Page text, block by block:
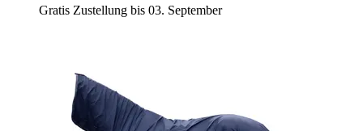
Gratis Zustellung bis 03. September